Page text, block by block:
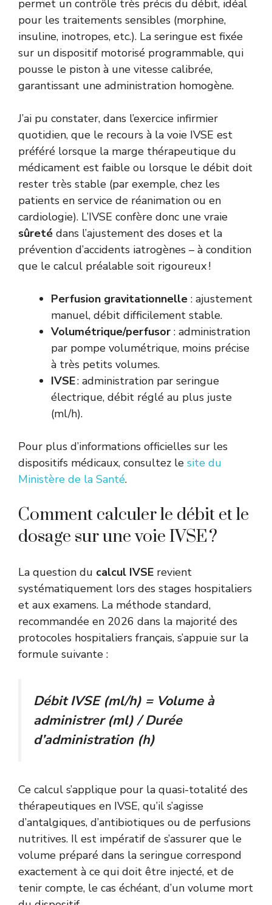
permet un contrôle très précis du débit, idéal
pour les traitements sensibles (morphine,
insuline, inotropes, etc.). La seringue est fixée
sur un dispositif motorisé programmable, qui
pousse le piston à une vitesse calibrée,
garantissant une administration homogène.
J’ai pu constater, dans l’exercice infirmier
quotidien, que le recours à la voie IVSE est
préféré lorsque la marge thérapeutique du
médicament est faible ou lorsque le débit doit
rester très stable (par exemple, chez les
patients en service de réanimation ou en
cardiologie). L’IVSE confère donc une vraie
sûreté dans l’ajustement des doses et la
prévention d’accidents iatrogènes – à condition
que le calcul préalable soit rigoureux !
Perfusion gravitationnelle : ajustement
manuel, débit difficilement stable.
Volumétrique/perfusor : administration
par pompe volumétrique, moins précise
à très petits volumes.
IVSE: administration par seringue
électrique, débit réglé au plus juste
(ml/h).
Pour plus d’informations officielles sur les
dispositifs médicaux, consultez le site du
Ministère de la Santé.
Comment calculer le débit et le
dosage sur une voie IVSE ?
La question du calcul IVSE revient
systématiquement lors des stages hospitaliers
et aux examens. La méthode standard,
recommandée en 2026 dans la majorité des
protocoles hospitaliers français, s’appuie sur la
formule suivante :
Débit IVSE (ml/h) = Volume à
administrer (ml) / Durée
d’administration (h)
Ce calcul s’applique pour la quasi-totalité des
thérapeutiques en IVSE, qu’il s’agisse
d’antalgiques, d’antibiotiques ou de perfusions
nutritives. Il est impératif de s’assurer que le
volume préparé dans la seringue correspond
exactement à ce qui doit être injecté, et de
tenir compte, le cas échéant, d’un volume mort